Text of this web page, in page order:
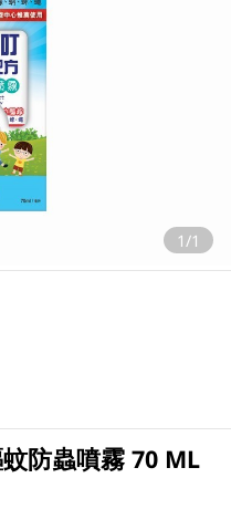
1/1
防蟲噴霧 70 ML